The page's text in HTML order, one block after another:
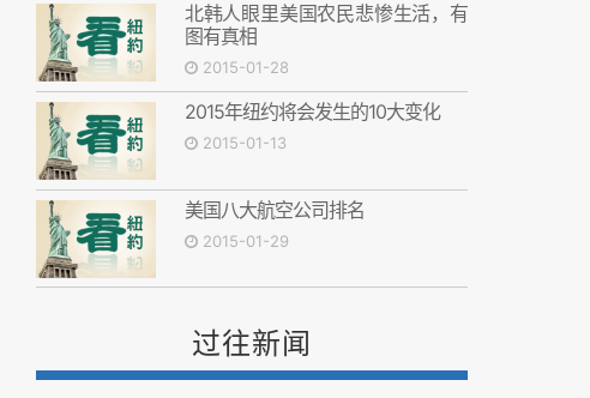
北韩人眼里美国农民悲惨生活，有
图有真相
2015-01-28
2015年纽约将会发生的10大变化
2015-01-13
美国八大航空公司排名
2015-01-29
过往新闻